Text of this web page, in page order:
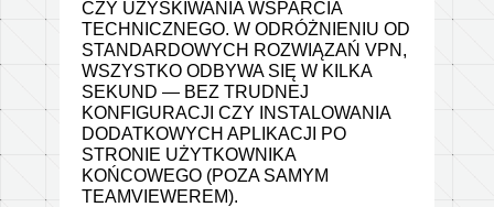
CZY UZYSKIWANIA WSPARCIA
TECHNICZNEGO. W ODRÓŻNIENIU OD
STANDARDOWYCH ROZWIĄZAŃ VPN,
WSZYSTKO ODBYWA SIĘ W KILKA
SEKUND — BEZ TRUDNEJ
KONFIGURACJI CZY INSTALOWANIA
DODATKOWYCH APLIKACJI PO
STRONIE UŻYTKOWNIKA
KOŃCOWEGO (POZA SAMYM
TEAMVIEWEREM).